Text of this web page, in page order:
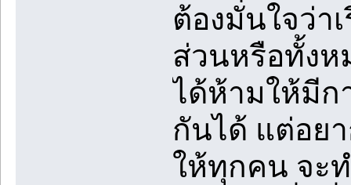
ต้องมั่นใจว่า
ส่วนหรือทั้งห
ได้ห้ามให้มีก
กันได้ แต่อยา
ให้ทุกคน จะ